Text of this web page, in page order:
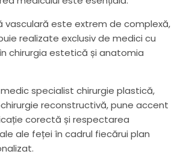
vasculară este extrem de complexă,
realizate exclusiv de medici cu
chirurgia estetică și anatomia
medic specialist chirurgie plastică,
reconstructivă, pune accent
corectă și respectarea
ale feței în cadrul fiecărui plan